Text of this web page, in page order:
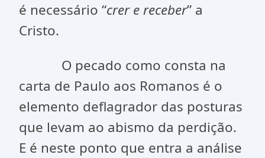
é necessário “crer e receber” a
Cristo.
O pecado como consta na
carta de Paulo aos Romanos é o
elemento deflagrador das posturas
que levam ao abismo da perdição.
E é neste ponto que entra a análise